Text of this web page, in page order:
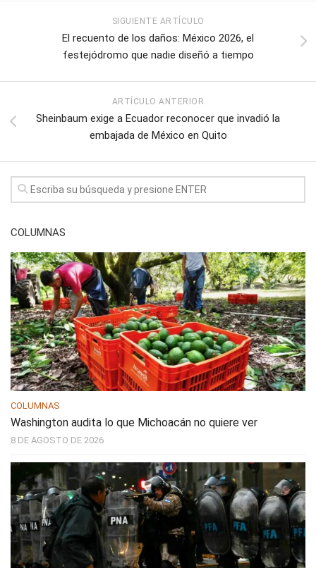
SIGUIENTE ARTÍCULO
El recuento de los daños: México 2026, el
festejódromo que nadie diseñó a tiempo
ARTÍCULO ANTERIOR
Sheinbaum exige a Ecuador reconocer que invadió la
embajada de México en Quito
COLUMNAS
COLUMNAS
Washington audita lo que Michoacán no quiere ver
8 DE AGOSTO DE 2026